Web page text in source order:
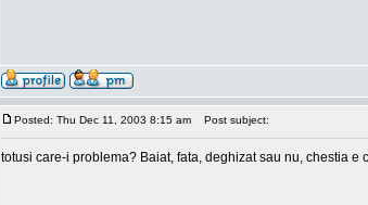
Posted: Thu Dec 11, 2003 8:15 am Post subject:
totusi care-i problema? Baiat, fata, deghizat sau nu, chestia e